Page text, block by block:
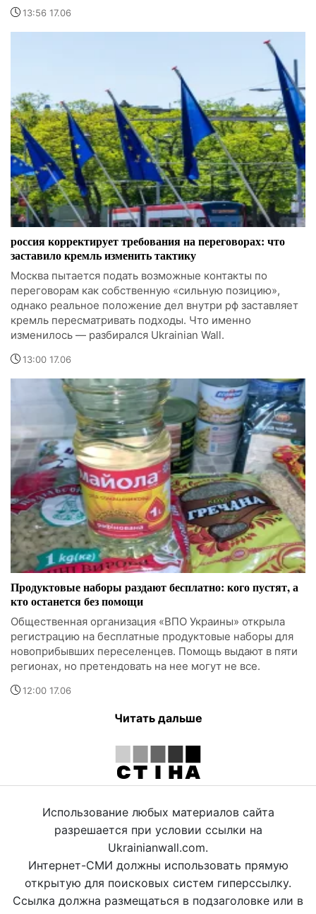
13:56 17.06
россия корректирует требования на переговорах: что
заставило кремль изменить тактику
Москва пытается подать возможные контакты по
переговорам как собственную «сильную позицию»,
однако реальное положение дел внутри рф заставляет
кремль пересматривать подходы. Что именно
изменилось — разбирался Ukrainian Wall.
13:00 17.06
Продуктовые наборы раздают бесплатно: кого пустят, а
кто останется без помощи
Общественная организация «ВПО Украины» открыла
регистрацию на бесплатные продуктовые наборы для
новоприбывших переселенцев. Помощь выдают в пяти
регионах, но претендовать на нее могут не все.
12:00 17.06
Читать дальше
Использование любых материалов сайта
разрешается при условии ссылки на
Ukrainianwall.com.
Интернет-СМИ должны использовать прямую
открытую для поисковых систем гиперссылку.
Ссылка должна размещаться в подзаголовке или в